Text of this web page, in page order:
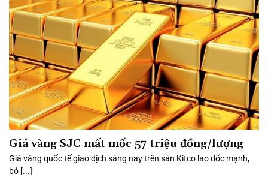
Giá vàng SJC mất mốc 57 triệu đồng/lượng
Giá vàng quốc tế giao dịch sáng nay trên sàn Kitco lao dốc mạnh,
bỏ [...]